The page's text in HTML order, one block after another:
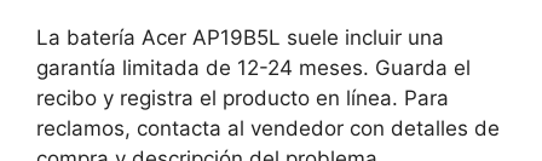
La batería Acer AP19B5L suele incluir una
garantía limitada de 12-24 meses. Guarda el
recibo y registra el producto en línea. Para
reclamos, contacta al vendedor con detalles de